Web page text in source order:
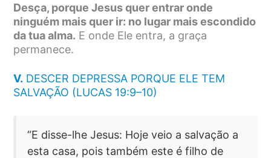
Desça, porque Jesus quer entrar onde
ninguém mais quer ir: no lugar mais escondido
da tua alma. E onde Ele entra, a graça
permanece.
V. DESCER DEPRESSA PORQUE ELE TEM
SALVAÇÃO (LUCAS 19:9–10)
“E disse-lhe Jesus: Hoje veio a salvação a
esta casa, pois também este é filho de